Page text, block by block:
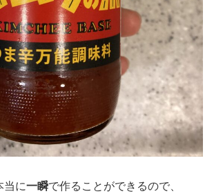
当に一瞬で作ることができるので、